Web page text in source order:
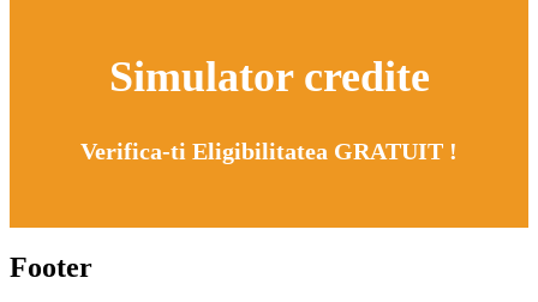
Simulator credite
Verifica-ti Eligibilitatea GRATUIT !
Footer